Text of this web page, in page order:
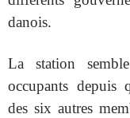
danois.
La station
occupants depuis
des six autres